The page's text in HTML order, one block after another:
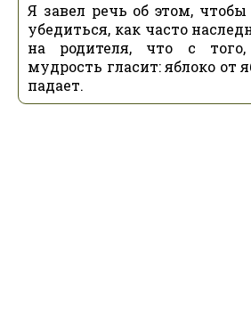
Я завел речь об этом,
убедиться, как часто
на родителя, что с
мудрость гласит: яблоко от
падает.